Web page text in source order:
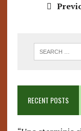
RECENT POSTS